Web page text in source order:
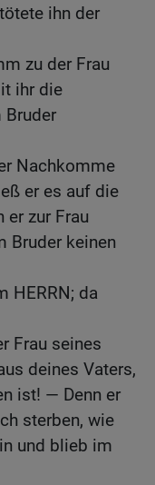
ihn der
zu der Frau
ihr die
Bruder
Nachkomme
er es auf die
er zur Frau
Bruder keinen
HERRN; da
Frau seines
deines Vaters,
ist! — Denn er
sterben, wie
und blieb im